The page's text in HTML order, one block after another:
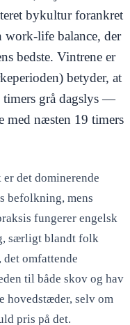
bykultur forankret
life balance, der
bedste. Vintrene er
betyder, at
timers grå dagslys —
med næsten 19 timers
det dominerende
befolkning, mens
fungerer engelsk
særligt blandt folk
det omfattende
til både skov og hav
hovedstæder, selv om
pris på det.